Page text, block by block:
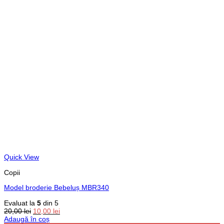
Quick View
Copii
Model broderie Bebeluș MBR340
Evaluat la 5 din 5
20,00lei Prețul
inițial
10,00 leiPrețul
Adaugă în coș